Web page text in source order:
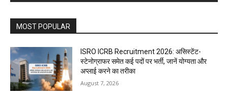
MOST POPULAR
ISRO ICRB Recruitment 2026: असिस्टेंट-
स्टेनोग्राफर समेत कई पदों पर भर्ती, जानें योग्यता और
अप्लाई करने का तरीका
August 7, 2026